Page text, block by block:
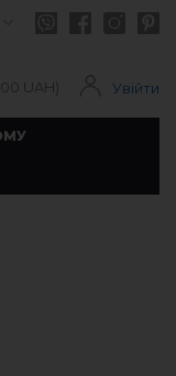
UAH) Увійти